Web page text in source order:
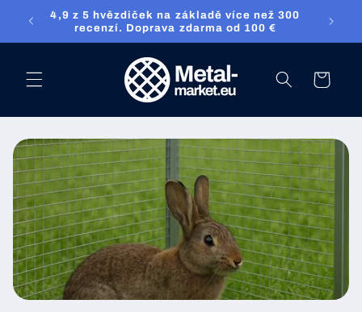
Přejděte přímo
na obsah
4,9 z 5 hvězdiček na základě více než 300
recenzí. Doprava zdarma od 100 €
nákupní
košík